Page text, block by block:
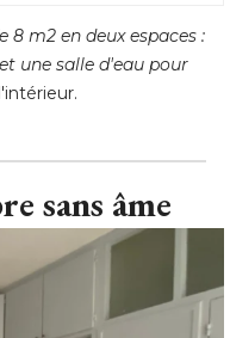
8 m2 en deux espaces :
une salle d'eau pour
sans âme